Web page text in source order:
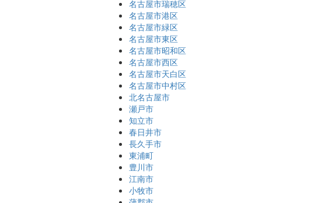
名古屋市瑞穂区
名古屋市港区
名古屋市緑区
名古屋市東区
名古屋市昭和区
名古屋市西区
名古屋市天白区
名古屋市中村区
北名古屋市
瀬戸市
知立市
春日井市
長久手市
東浦町
豊川市
江南市
小牧市